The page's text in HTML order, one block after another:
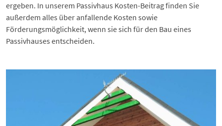
ergeben. In unserem Passivhaus Kosten-Beitragfinden Sie
außerdem alles über anfallende Kosten sowie
Förderungsmöglichkeit, wenn sie sich für den Bau eines
Passivhauses entscheiden.